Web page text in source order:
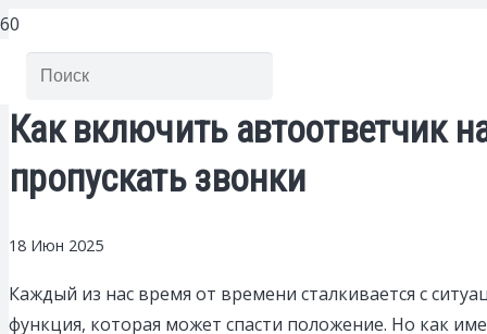
Как включить автоответчик
пропускать звонки
18 Июн 2025
Каждый из нас время от времени сталкивается с
функция, которая может спасти положение. Но как